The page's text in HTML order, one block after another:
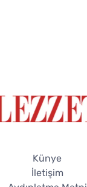
Künye
İletişim